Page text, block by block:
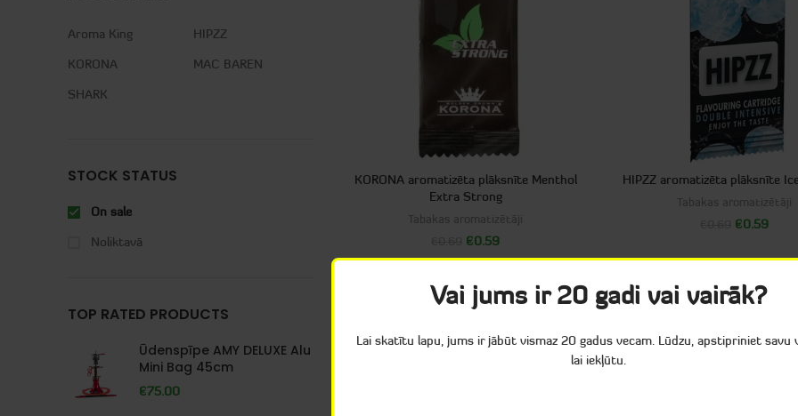
Aroma King
HIPZZ
KORONA
MAC BAREN
SHARK
STOCK STATUS
On sale
Noliktavā
TOP RATED PRODUCTS
Ūdenspīpe AMY DELUXE Alu
Mini Bag 45cm
€75.00
KORONA aromatizēta plāksnīte Menthol
Extra Strong
€0.59
HIPZZ aromatizēta plāksnīte
€0.59
Vai jums ir 20 gadi vai vairāk?
Lai skatītu lapu, jums ir jābūt vismaz 20 gadus vecam. Lūdzu, apstipriniet savu
lai iekļūtu.